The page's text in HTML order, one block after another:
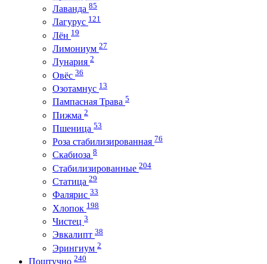
Лаванда 85
Лагурус 121
Лён 19
Лимониум 27
Лунария 2
Овёс 36
Озотамнус 13
Пампасная Трава 5
Пижма 2
Пшеница 53
Роза стабилизированная 76
Скабиоза 8
Стабилизированные 204
Статица 29
Фалярис 33
Хлопок 198
Чистец 3
Эвкалипт 38
Эрингиум 2
Поштучно 240